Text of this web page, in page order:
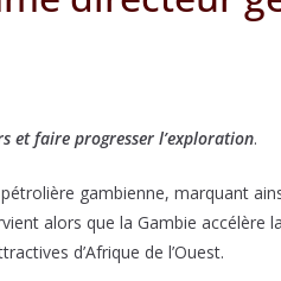
et faire progresser l’exploration.
gambienne, marquant
alors que la Gambie accélère
d’Afrique de l’Ouest.